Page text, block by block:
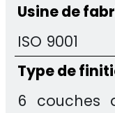
Usine de
ISO 9001
Type de
6 couches